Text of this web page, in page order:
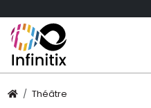
Théâtre